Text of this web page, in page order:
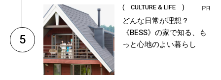
5
( CULTURE & LIFE )
どんな日常が理想？
《BESS》の家で知る、も
っと心地のよい暮らし